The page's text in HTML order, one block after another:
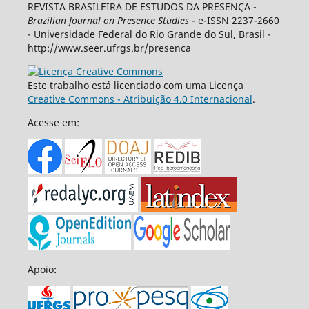
REVISTA BRASILEIRA DE ESTUDOS DA PRESENÇA -
Brazilian Journal on Presence Studies- e-ISSN 2237-2660
- Universidade Federal do Rio Grande do Sul, Brasil -
http://www.seer.ufrgs.br/presenca
Este trabalho está licenciado com uma Licença
Creative Commons - Atribuição 4.0 Internacional.
Acesse em:
Apoio: